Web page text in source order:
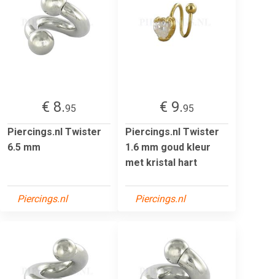
€ 8.95
Piercings.nl Twister
6.5 mm
Piercings.nl
€ 9.95
Piercings.nl Twister
1.6 mm goud kleur
met kristal hart
Piercings.nl